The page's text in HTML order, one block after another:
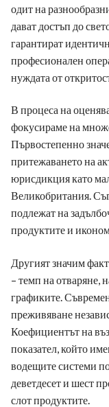
одит на
дават достъп до
гарантират
професионален
нуждата от
В процеса на
фокусираме на
Първостепенно
притежаването на
юрисдикция като
Великобритания.
подлежат на
продуктите и
Другият значим
– темп на отваряне,
графиките.
преживяване
Коефициентът на
показател, който
водещите системи
деветдесет и шест
слот продуктите.